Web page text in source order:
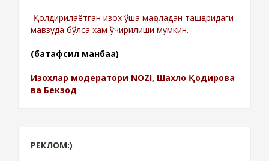
-Қолдирилаётган изох ўша мақоладан ташқаридаги
мавзуда бўлса хам ўчирилиши мумкин.
(батафсил манбаа)
Изохлар модератори NOZI, Шахло Қодирова
ва Бекзод
РЕКЛОМ:)